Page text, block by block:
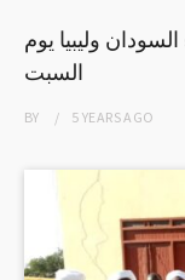
وليبيا يوم
السبت
BY 5 YEARSAGO